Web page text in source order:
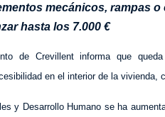
mecánicos, rampas
hasta los 7.000 €
de Crevillent informa que
en el interior de la vivienda,
y Desarrollo Humano se ha